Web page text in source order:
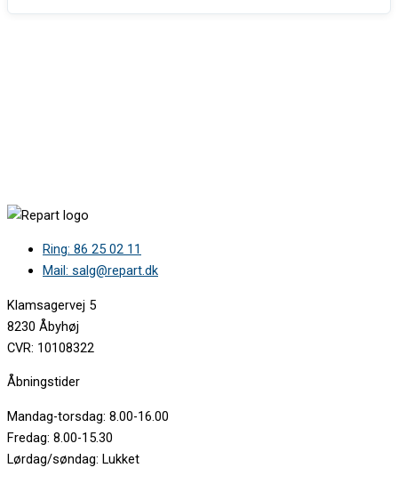
Ring: 86 25 02 11
Mail: salg@repart.dk
Klamsagervej 5
8230 Åbyhøj
CVR: 10108322
Åbningstider
Mandag-torsdag: 8.00-16.00
Fredag: 8.00-15.30
Lørdag/søndag: Lukket